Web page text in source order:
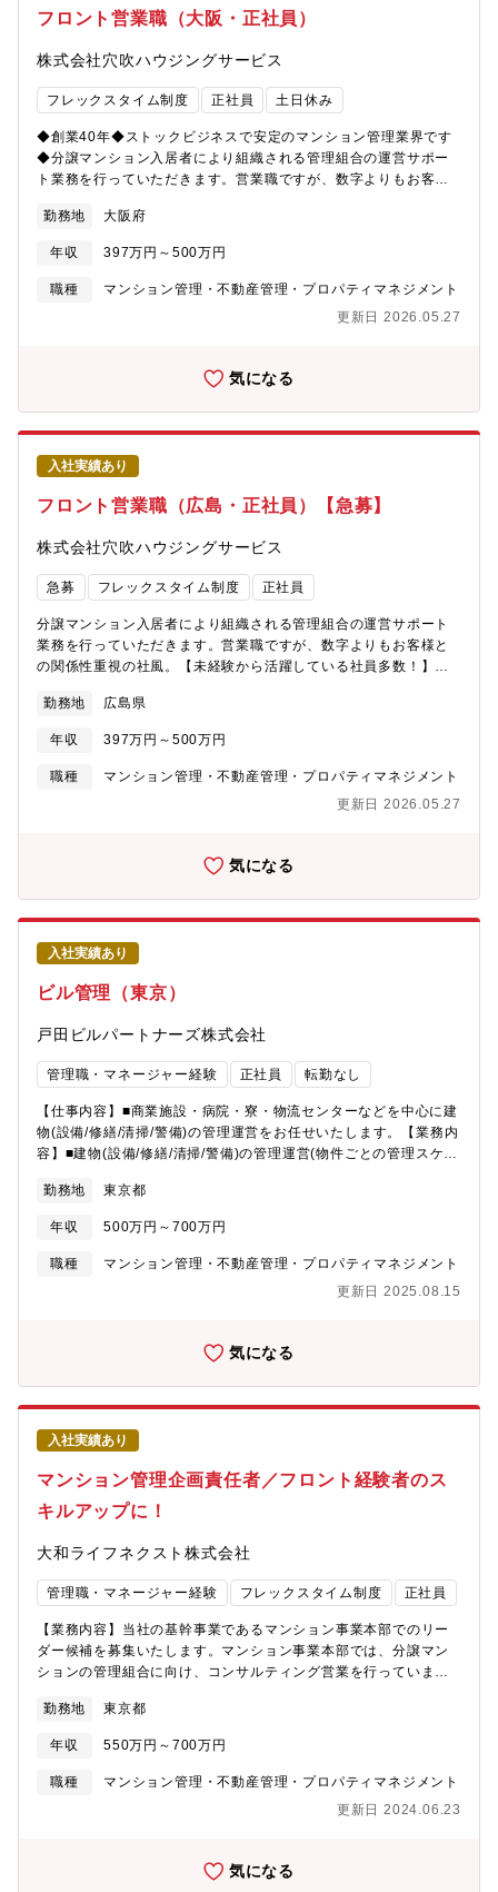
支報告や、司会進行、修繕工事の提案プレゼンを行います。（慣
れるまでは先輩社員が同行します。ご安心ください！）◎入居者
様からのお困りごとサポート（同社では24時間365日、自社運営
のコールセンターがあり、こちらで解決できる事案が多いです）
※他社案件のリプレイス等も専門組織があるため新規開拓営業は
行いません。【働きやすい環境を目指しています】◎フレックス
タイム制で、社員それぞれのライフスタイルに合った柔軟な勤務
時間帯を選択できます。◎業務システムが19時にシャットダウン
するため、ほとんどの社員はその時間までに退社しています。
フロント営業職（大阪・正社員）
株式会社穴吹ハウジングサービス
フレックスタイム制度 正社員 土日休み
◆創業40年◆ストックビジネスで安定のマンション管理業界です
◆分譲マンション入居者により組織される管理組合の運営サポー
ト業務を行っていただきます。営業職ですが、数字よりもお客様
人平均10棟～15棟を担当し、内勤6割、外勤4割程度です。2～3
か月で自分の担当物件を持つことを目標に取り組んでいただきま
す。【具体的には・・】◎管理組合会計（出納関係）書類や管理
報告書の作成月次・年次決算の取りまとめや収支報告に関する資
ートをする事務スタッフがいます。（書類作成は決められたフォ
い！）◎共用部やエレベータなど点検報告書の確認や、建物の修
繕提案など定期巡回や清掃等を行う管理業務は専門のスタッフが
担当しています。（設備に関する詳しい知識を学べる研修施設が
あります。入社後の研修もございます！）◎理事会、総会の運営
サポート■2年連続ベースアップ■中途入社比率81%■営業経験が生
かせるお仕事です■資格（管理業務主任者、宅地建物取引士）保持
者歓迎、優遇します■マンション管理（フロント）業務経験者、歓
迎■フレックス活用で自分で時間を調整できる■完全週休2日で土日
祝休み■年休120日(計画年休含む)でムリせず働きやすい■6期連続
増収増益中■安定の総合不動産グループで長く活躍できる20代30
代40代の男女活躍中！
勤務地 大阪府
年収 397万円～500万円
職種
マンション管理・不動産管理・プロパティマネジメント
更新日 2026.05.27
気になる
入社実績あり
フロント営業職（広島・正社員）【急募】
株式会社穴吹ハウジングサービス
急募 フレックスタイム制度 正社員
分譲マンション入居者により組織される管理組合の運営サポート
業務を行っていただきます。営業職ですが、数字よりもお客様と
の関係性重視の社風。【未経験から活躍している社員多数！】
す。 2～3か月で自分の担当物件を持つことを目標に取り組ん
でいただきます。【具体的には・・】◎管理組合会計（出納関
係）書類や管理報告書の作成・月次・年次決算の取りまとめや収
支報告に関する資料を作ります。・毎月の管理費なの入金確認な
成は決められたフォーマットやシステムがありますので、未経験
確認や、建物の修繕提案など・定期巡回や清掃等を行う管理業務
は専門のスタッフが担当しています。（設備に関する詳しい知識
を学べる研修施設があります。入社後の研修もございます！）◎
理事会、総会の運営サポート★2年連続ベースアップ★中途入社比
率81%★営業経験が生かせるお仕事です★資格（管理業務主任
者、宅地建物取引士） 保持者歓迎、優遇します★マンション管
理（フロント）業務経験者、歓迎★フレックス活用で自分で時間
を調整できる★完全週休2日で土日祝休み★年休120日(計画年休含
む)でムリせず働きやすい★6期連続増収増益中★安定の総合不動
産グループで長く活躍できる20代30代40代の男女活躍中！◆創業
40年◆ストックビジネスで安定のマンション管理業界です◆
勤務地 広島県
年収 397万円～500万円
職種
マンション管理・不動産管理・プロパティマネジメント
更新日 2026.05.27
気になる
入社実績あり
ビル管理（東京）
戸田ビルパートナーズ株式会社
管理職・マネージャー経験 正社員 転勤なし
【仕事内容】■商業施設・病院・寮・物流センターなどを中心に建
物(設備/修繕/清掃/警備)の管理運営をお任せいたします。【業務内
容】■建物(設備/修繕/清掃/警備)の管理運営(物件ごとの管理スケジ
長期の修繕計画提案のマネジメント■省エネ・省コストの提案のマ
ネジメント■建物の不調箇所の説明/見積/修繕を担当【管理物件種
別】■オフィスビル、学校、病院【部署】総務部 HR・CSR課
【募集要項】・業務拡大に伴い東京本社にてビル統括管理業務を
部には配属予定の業務部に加え、設備部、清掃管理部があり、バ
勤務地 東京都
年収 500万円～700万円
職種
マンション管理・不動産管理・プロパティマネジメント
更新日 2025.08.15
気になる
入社実績あり
マンション管理企画責任者／フロント経験者のス
キルアップに！
大和ライフネクスト株式会社
管理職・マネージャー経験 フレックスタイム制度 正社員
【業務内容】当社の基幹事業であるマンション事業本部でのリー
ダー候補を募集いたします。マンション事業本部では、分譲マン
ションの管理組合に向け、コンサルティング営業を行っていま
し、より快適で安心な住まいの提供と、お客様の資産であるマン
ションの価値を高める為の提案・サポート業務を担っていただき
ます。まずは担当のお客様（管理組合）との関係を密にし、多様
なニーズを汲み取りながら、一歩先の最良なソリューションを提
キュリティ、コミュニティ形成など、多岐にわたる知識を必要と
て、さまざまな、「工事」・「商品（モノ）」・「情報」・「仕
組み」を提供し、お客様のマンションライフを豊かに、そして資
勤務地 東京都
年収 550万円～700万円
職種
マンション管理・不動産管理・プロパティマネジメント
更新日 2024.06.23
気になる